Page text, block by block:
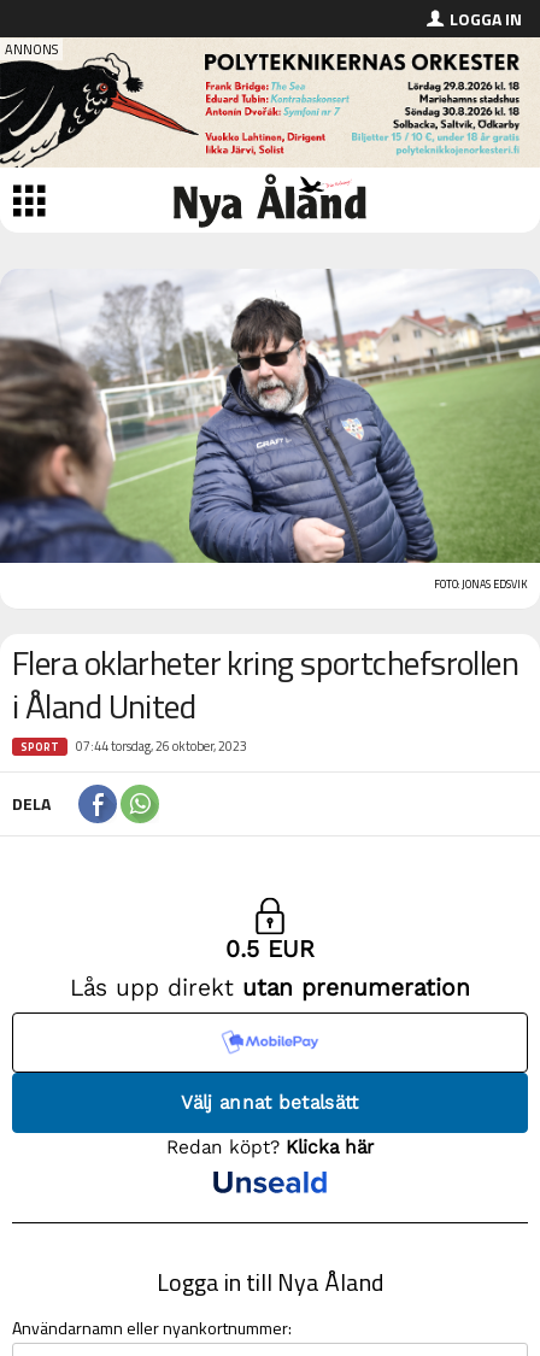
LOGGA IN
FOTO: JONAS EDSVIK
Flera oklarheter kring sportchefsrollen
i Åland United
SPORT 07:44 torsdag, 26 oktober, 2023
DELA